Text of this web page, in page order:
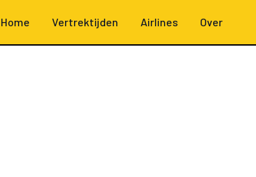
Home Vertrektijden Airlines Over